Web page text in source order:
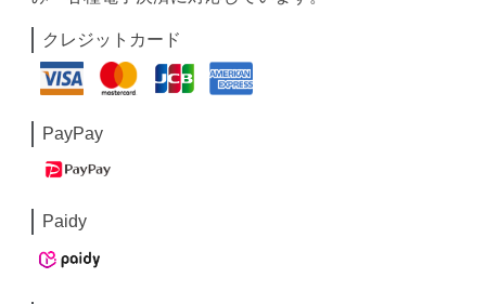
クレジットカード
PayPay
Paidy